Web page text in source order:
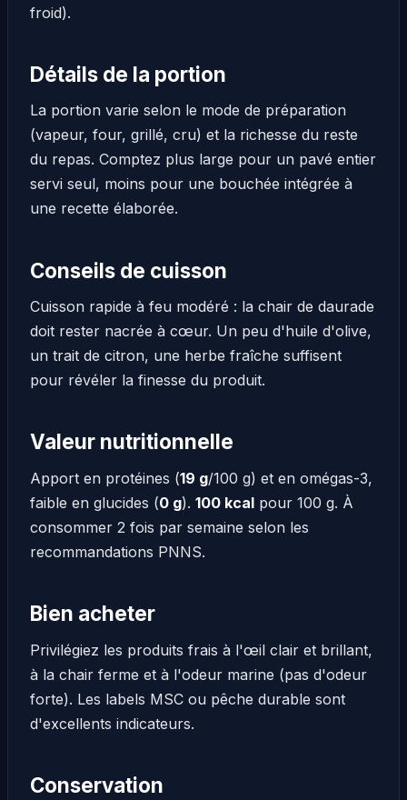
froid).
Détails de la portion
La portion varie selon le mode de préparation
(vapeur, four, grillé, cru) et la richesse du reste
du repas. Comptez plus large pour un pavé entier
servi seul, moins pour une bouchée intégrée à
une recette élaborée.
Conseils de cuisson
Cuisson rapide à feu modéré : la chair de daurade
doit rester nacrée à cœur. Un peu d'huile d'olive,
un trait de citron, une herbe fraîche suffisent
pour révéler la finesse du produit.
Valeur nutritionnelle
Apport en protéines (19 g/100 g) et en omégas-3,
faible en glucides (0 g). 100 kcal pour 100 g. À
consommer 2 fois par semaine selon les
recommandations PNNS.
Bien acheter
Privilégiez les produits frais à l'œil clair et brillant,
à la chair ferme et à l'odeur marine (pas d'odeur
forte). Les labels MSC ou pêche durable sont
d'excellents indicateurs.
Conservation